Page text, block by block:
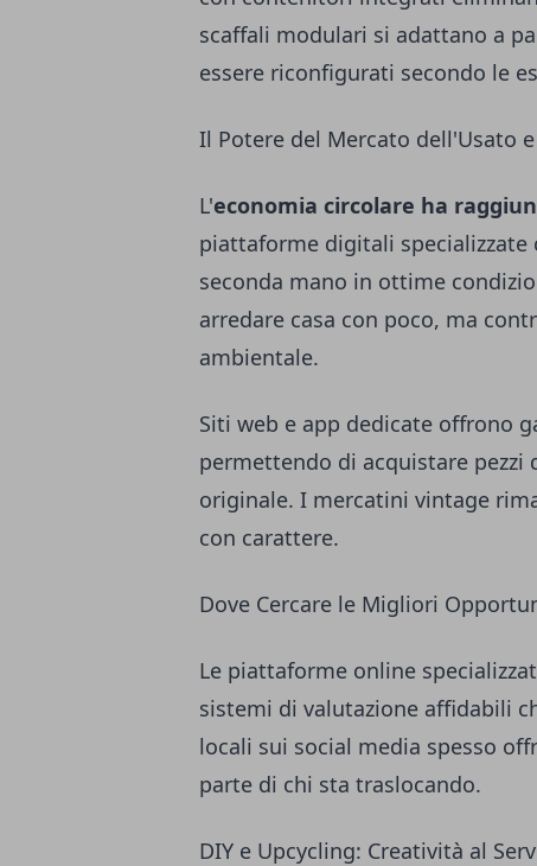
scaffali modulari si adattano a
essere riconfigurati secondo le
Il Potere del Mercato dell'Usato
L'economia circolare ha
piattaforme digitali
seconda mano in ottime
arredare casa con poco, ma
ambientale.
Siti web e app dedicate offrono
permettendo di acquistare pezzi
originale. I mercatini vintage
con carattere.
Dove Cercare le Migliori
Le piattaforme online
sistemi di valutazione affidabili
locali sui social media spesso
parte di chi sta traslocando.
DIY e Upcycling: Creatività al